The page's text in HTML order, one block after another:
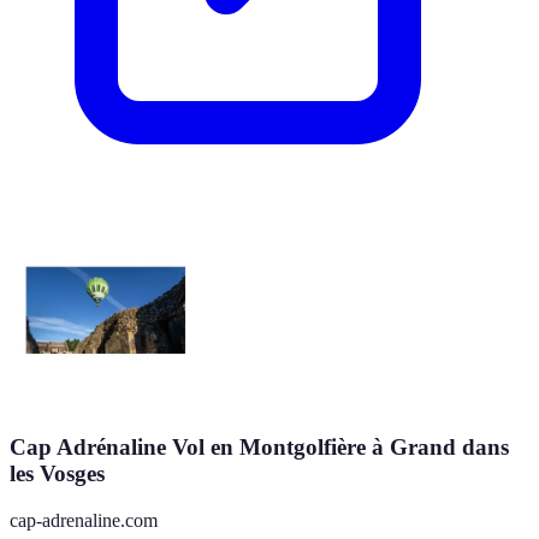
Cap Adrénaline Vol en Montgolfière à Grand dans
les Vosges
cap-adrenaline.com